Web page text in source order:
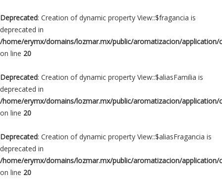
Deprecated: Creation of dynamic property View::$fragancia is
deprecated in
/home/erymx/domains/lozmar.mx/public/aromatizacion/application/
on line 20
Deprecated: Creation of dynamic property View::$aliasFamilia is
deprecated in
/home/erymx/domains/lozmar.mx/public/aromatizacion/application/
on line 20
Deprecated: Creation of dynamic property View::$aliasFragancia is
deprecated in
/home/erymx/domains/lozmar.mx/public/aromatizacion/application/
on line 20